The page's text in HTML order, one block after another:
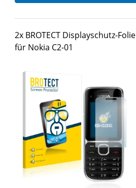
2x BROTECT Displayschutz-Folie
für Nokia C2-01